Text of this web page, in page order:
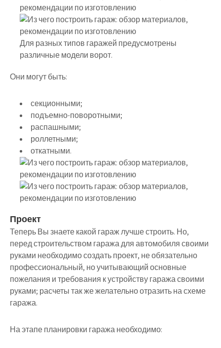
Для разных типов гаражей предусмотрены
различные модели ворот.
Они могут быть:
секционными;
подъемно-поворотными;
распашными;
роллетными;
откатными.
Проект
Теперь Вы знаете какой гараж лучше строить. Но,
перед строительством гаража для автомобиля своими
руками необходимо создать проект, не обязательно
профессиональный, но учитывающий основные
пожелания и требования к устройству гаража своими
руками; расчеты так же желательно отразить на схеме
гаража.
На этапе планировки гаража необходимо: